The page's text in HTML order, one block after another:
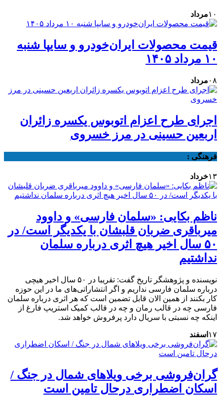
۱۰مرداد
قیمت محصولات ایران‌خودرو و سایپا شنبه
۱۰ مرداد ۱۴۰۵
۰۸ مرداد
اجرای طرح اعزام اتوبوس یکسره زائران
اربعین حسینی در مرز خسروی
فرهنگی :
۱۳خرداد
ناظم بکایی: «سلمان فارسی» و داوود
میرباقری ضربان قلبشان با یکدیگر است/ در
۵۰ سال اخیر هیچ اثری درباره سلمان
نداشتیم
نویسنده و پژوهشگر تاریخ گفت: تقریبا در ۵۰ سال اخیر هیچی
درباره سلمان فارسی نداریم و اگر انتشاراتی‌های ما در این حوزه
کار بکنند از همین الان قابل تضمین است که هر اثری درباره سلمان
فارسی چه در قالب رمان و چه در قالب کمیک استریپ فارغ از
اینکه چه نسبتی با سریال دارد پرفروش خواهد شد.
۱۷ اسفند
گران‌فروشی برخی ویلاهای شمال در جنگ /
اسکان اضطراری درحال تامین است